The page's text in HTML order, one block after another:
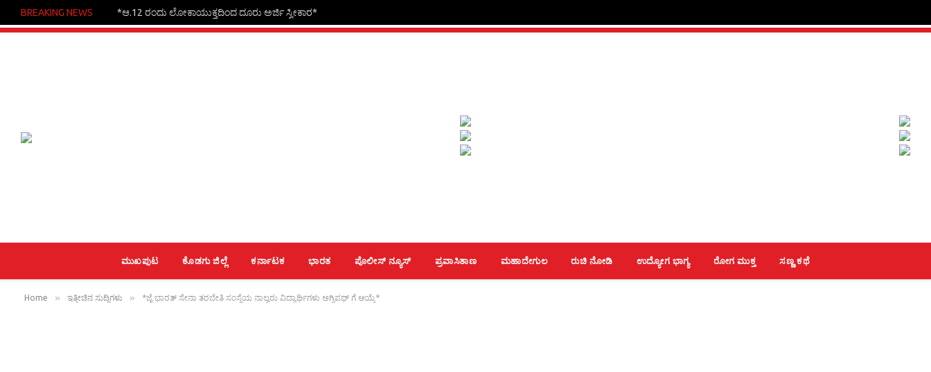
BREAKING NEWS *ಆ.12 ರಂದು ಲೋಕಾಯುಕ್ತದಿಂದ ದೂರು ಅರ್ಜಿ ಸ್ವೀಕಾರ*
ಮುಖಪುಟ ಕೊಡಗು ಜಿಲ್ಲೆ ಕರ್ನಾಟಕ ಭಾರತ ಪೊಲೀಸ್ ನ್ಯೂಸ್ ಪ್ರವಾಸಿತಾಣ ಮಹಾದೇಗುಲ ರುಚಿ ನೋಡಿ ಉದ್ಯೋಗ ಭಾಗ್ಯ ರೋಗ ಮುಕ್ತ ಸಣ್ಣ ಕಥೆ
Home » ಇತ್ತೀಚಿನ ಸುದ್ದಿಗಳು » *ಜೈ ಭಾರತ್ ಸೇನಾ ತರಬೇತಿ ಸಂಸ್ಥೆಯ ನಾಲ್ವರು ವಿದ್ಯಾರ್ಥಿಗಳು ಅಗ್ನಿಪಥ್ ಗೆ ಆಯ್ಕೆ*